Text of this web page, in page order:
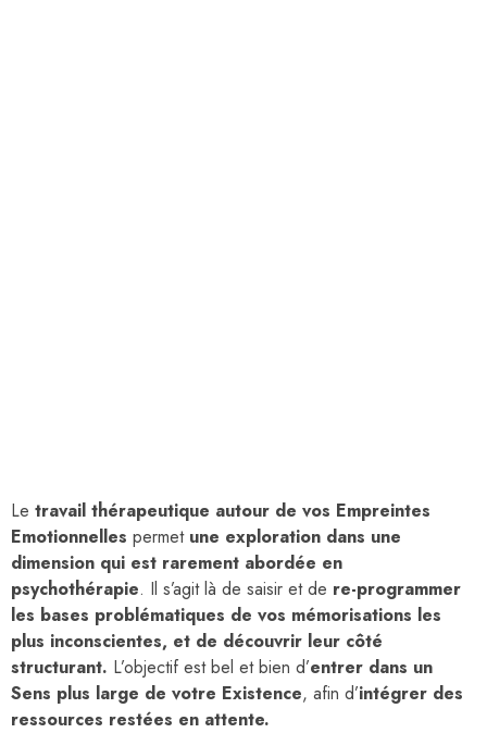
Le travail thérapeutique autour de vos Empreintes
Emotionnelles permetune exploration dans une
dimension qui est rarement abordée en
psychothérapie. Il s’agit là de saisir et de re-programmer
les bases problématiques de vos mémorisations les
plus inconscientes, et de découvrir leur côté
structurant. L’objectif est bel et bien d’entrer dans un
Sens plus large de votre Existence, afin d’intégrer des
ressources restées en attente.